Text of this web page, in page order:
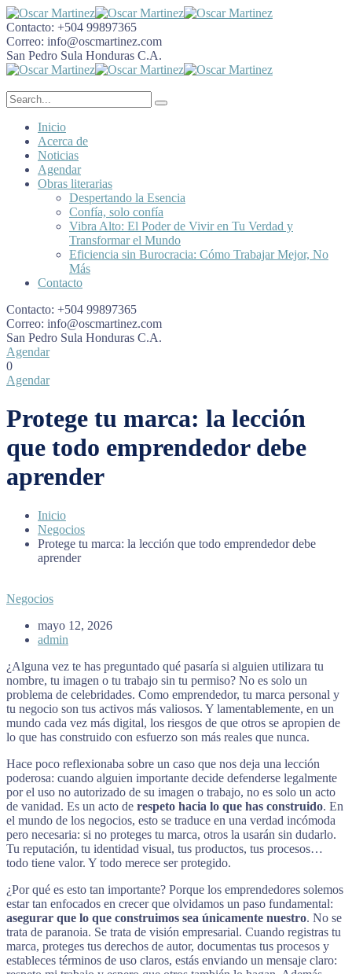
Contacto: +504 99897365
Correo: info@oscmartinez.com
San Pedro Sula Honduras C.A.
Inicio
Acerca de
Noticias
Agendar
Obras literarias
Despertando la Esencia
Confía, solo confía
Vibra Alto: El Poder de Vivir en Tu Verdad y
Transformar el Mundo
Eficiencia sin Burocracia: Cómo Trabajar Mejor, No
Más
Contacto
Contacto: +504 99897365
Correo: info@oscmartinez.com
San Pedro Sula Honduras C.A.
Agendar
0
Agendar
Protege tu marca: la lección
que todo emprendedor debe
aprender
Inicio
Negocios
Protege tu marca: la lección que todo emprendedor debe
aprender
Negocios
mayo 12, 2026
admin
¿Alguna vez te has preguntado qué pasaría si alguien utilizara tu
nombre, tu imagen o tu trabajo sin tu permiso? No es solo un
problema de celebridades. Como emprendedor, tu marca personal y
tu negocio son tus activos más valiosos. Y lamentablemente, en un
mundo cada vez más digital, los riesgos de que otros se apropien de
lo que has construido con esfuerzo son más reales que nunca.
Hace poco reflexionaba sobre un caso que nos deja una lección
poderosa: cuando alguien importante decide defenderse legalmente
por el uso no autorizado de su imagen o trabajo, no es solo un acto
de vanidad. Es un acto de respeto hacia lo que has construido. En
el mundo de los negocios, esto se traduce en una verdad incómoda
pero necesaria: si no proteges tu marca, otros la usarán sin dudarlo.
Tu reputación, tu identidad visual, tus productos, tus procesos…
todo tiene valor. Y todo merece ser protegido.
¿Por qué es esto tan importante? Porque los emprendedores solemos
estar tan enfocados en crecer que olvidamos un paso fundamental:
asegurar que lo que construimos sea únicamente nuestro. No se
trata de paranoia. Se trata de visión empresarial. Cuando registras tu
marca, proteges tus derechos de autor, documentas tus procesos y
estableces términos de uso claros, estás enviando un mensaje claro: